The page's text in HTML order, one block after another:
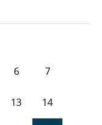
6 7
13 14